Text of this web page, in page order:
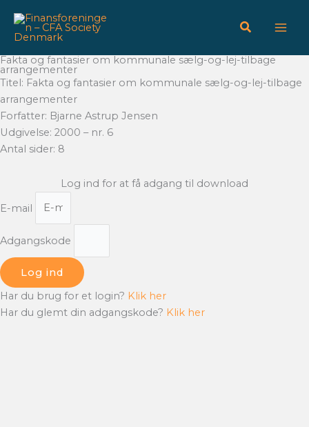
indholdet
Fakta og fantasier om kommunale sælg-og-lej-tilbage
arrangementer
Titel: Fakta og fantasier om kommunale sælg-og-lej-tilbage
arrangementer
Forfatter: Bjarne Astrup Jensen
Udgivelse: 2000 – nr. 6
Antal sider: 8
Log ind for at få adgang til download
E-mail
Adgangskode
Log ind
Har du brug for et login? Klik her
Har du glemt din adgangskode? Klik her